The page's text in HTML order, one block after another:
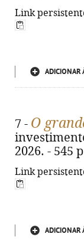
Link
ADICIONAR
7 - O
2026. - 545
Link
ADICIONAR